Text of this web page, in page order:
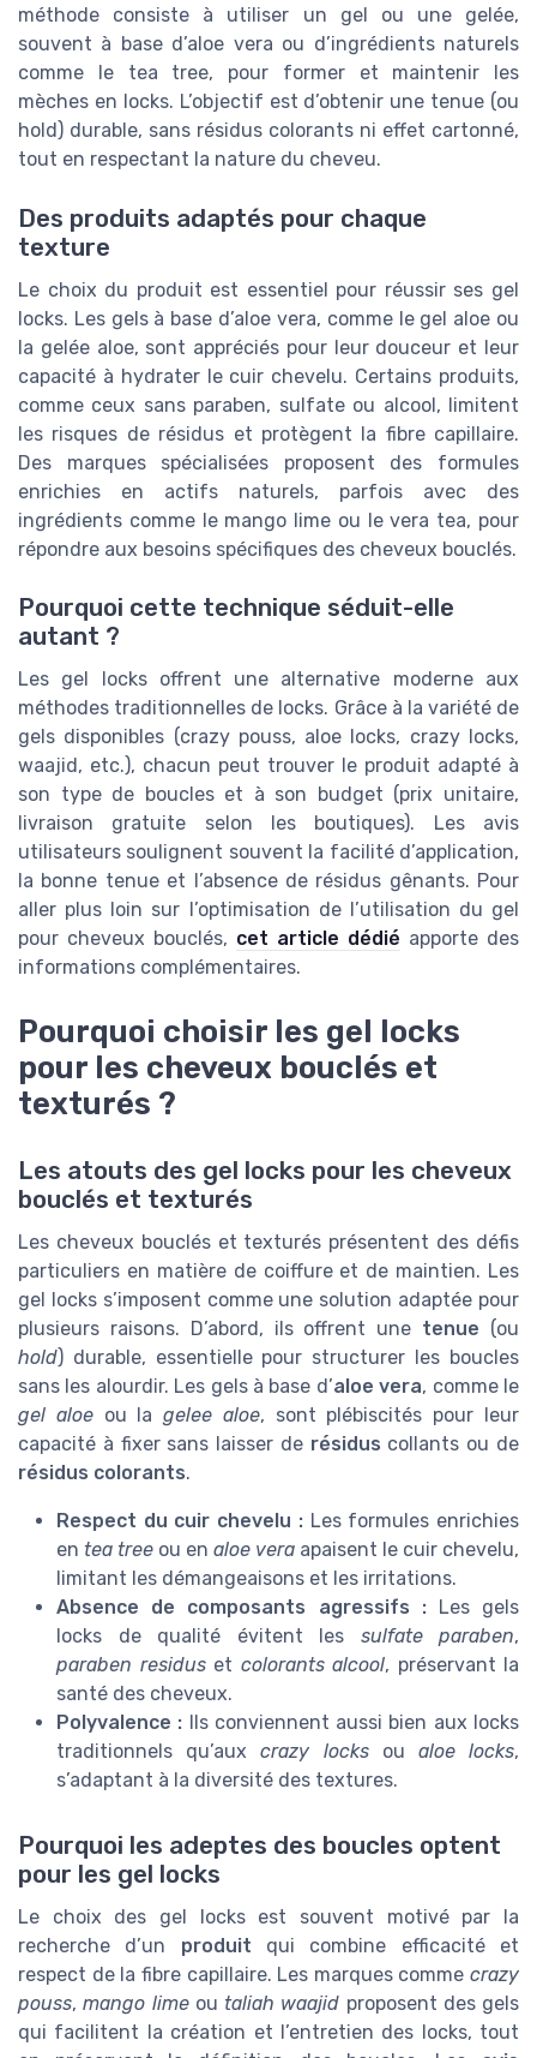
méthode consiste à utiliser un gel ou une gelée,
souvent à base d’aloe vera ou d’ingrédients naturels
comme le tea tree, pour former et maintenir les
mèches en locks. L’objectif est d’obtenir une tenue (ou
hold) durable, sans résidus colorants ni effet cartonné,
tout en respectant la nature du cheveu.
Des produits adaptés pour chaque
texture
Le choix du produit est essentiel pour réussir ses gel
locks. Les gels à base d’aloe vera, comme le gel aloe ou
la gelée aloe, sont appréciés pour leur douceur et leur
capacité à hydrater le cuir chevelu. Certains produits,
comme ceux sans paraben, sulfate ou alcool, limitent
les risques de résidus et protègent la fibre capillaire.
Des marques spécialisées proposent des formules
enrichies en actifs naturels, parfois avec des
ingrédients comme le mango lime ou le vera tea, pour
répondre aux besoins spécifiques des cheveux bouclés.
Pourquoi cette technique séduit-elle
autant ?
Les gel locks offrent une alternative moderne aux
méthodes traditionnelles de locks. Grâce à la variété de
gels disponibles (crazy pouss, aloe locks, crazy locks,
waajid, etc.), chacun peut trouver le produit adapté à
son type de boucles et à son budget (prix unitaire,
livraison gratuite selon les boutiques). Les avis
utilisateurs soulignent souvent la facilité d’application,
la bonne tenue et l’absence de résidus gênants. Pour
aller plus loin sur l’optimisation de l’utilisation du gel
pour cheveux bouclés, cet article dédié apporte des
informations complémentaires.
Pourquoi choisir les gel locks
pour les cheveux bouclés et
texturés ?
Les atouts des gel locks pour les cheveux
bouclés et texturés
Les cheveux bouclés et texturés présentent des défis
particuliers en matière de coiffure et de maintien. Les
gel locks s’imposent comme une solution adaptée pour
plusieurs raisons. D’abord, ils offrent une tenue (ou
hold) durable, essentielle pour structurer les boucles
sans les alourdir. Les gels à base d’aloe vera, comme le
gel aloeou lagelee aloe, sont plébiscités pour leur
capacité à fixer sans laisser de résidus collants ou de
résidus colorants.
Respect du cuir chevelu :Les formules enrichies
en tea tree ou en aloe vera apaisent le cuir chevelu,
limitant les démangeaisons et les irritations.
Absence de composants agressifs :Les gels
locks de qualité évitent les sulfate paraben,
paraben residuset colorants alcool, préservant la
santé des cheveux.
Polyvalence : Ils conviennent aussi bien aux locks
traditionnels qu’auxcrazy locksou aloe locks,
s’adaptant à la diversité des textures.
Pourquoi les adeptes des boucles optent
pour les gel locks
Le choix des gel locks est souvent motivé par la
recherche d’un produit qui combine efficacité et
respect de la fibre capillaire. Les marques comme crazy
pouss,mango limeou taliah waajid proposent des gels
qui facilitent la création et l’entretien des locks, tout